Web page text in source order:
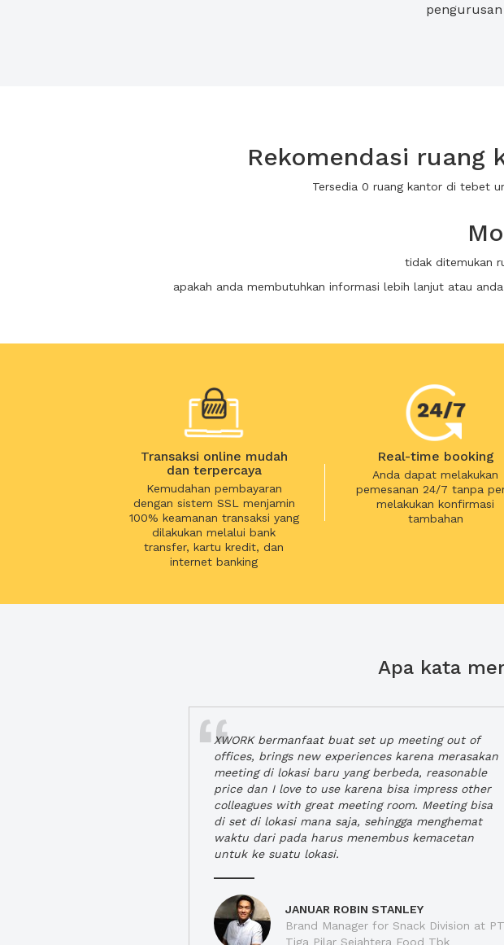
Rekomendasi
Tersedia 0 ruang kantor di tebet
tidak ditemukan
apakah anda membutuhkan informasi lebih lanjut atau
Transaksi online mudah
dan terpercaya
Kemudahan pembayaran
dengan sistem SSL menjamin
100% keamanan transaksi yang
dilakukan melalui bank
transfer, kartu kredit, dan
internet banking
Real-time booking
Anda dapat melakukan
pemesanan 24/7 tanpa
melakukan konfirmasi
tambahan
Apa kata
XWORK bermanfaat buat set up meeting out of
offices, brings new experiences karena merasakan
meeting di lokasi baru yang berbeda, reasonable
price dan I love to use karena bisa impress other
colleagues with great meeting room. Meeting bisa
di set di lokasi mana saja, sehingga menghemat
waktu dari pada harus menembus kemacetan
untuk ke suatu lokasi.
JANUAR ROBIN STANLEY
Brand Manager for Snack Division at PT
Tiga Pilar Sejahtera Food Tbk